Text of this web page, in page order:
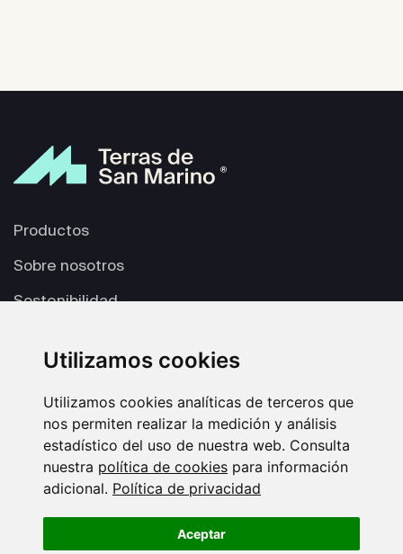
Utilizamos cookies
Utilizamos cookies analíticas de terceros que
nos permiten realizar la medición y análisis
estadístico del uso de nuestra web. Consulta
nuestra política de cookies para información
adicional. Política de privacidad
Aceptar
Productos
Sobre nosotros
Sostenibilidad
Galería
Contacto